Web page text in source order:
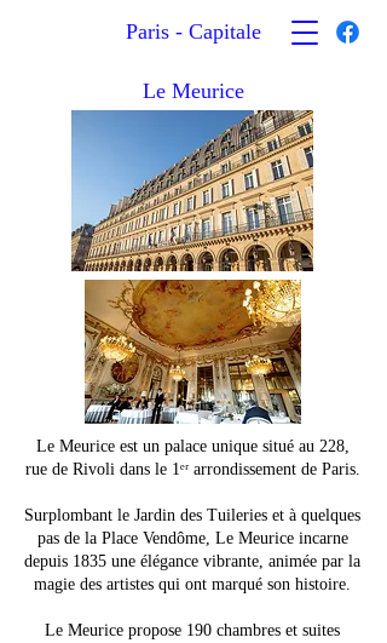
Paris - Capitale
Le Meurice
Le Meurice est un palace unique situé au 228,
rue de Rivoli dans le 1ᵉʳ arrondissement de Paris.
Surplombant le Jardin des Tuileries et à quelques
pas de la Place Vendôme, Le Meurice incarne
depuis 1835 une élégance vibrante, animée par la
magie des artistes qui ont marqué son histoire.
Le Meurice propose 190 chambres et suites